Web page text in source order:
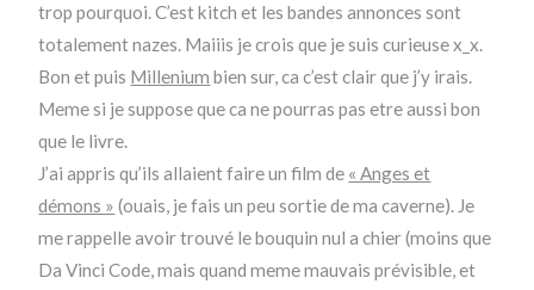
trop pourquoi. C’est kitch et les bandes annonces sont
totalement nazes. Maiiis je crois que je suis curieuse x_x.
Bon et puis Millenium bien sur, ca c’est clair que j’y irais.
Meme si je suppose que ca ne pourras pas etre aussi bon
que le livre.
J’ai appris qu’ils allaient faire un film de « Anges et
démons » (ouais, je fais un peu sortie de ma caverne). Je
me rappelle avoir trouvé le bouquin nul a chier (moins que
Da Vinci Code, mais quand meme mauvais prévisible, et